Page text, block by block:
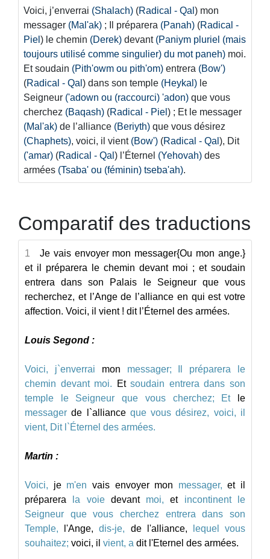
Voici, j’enverrai (Shalach) (Radical - Qal ) mon
messager (Mal'ak) ; Il préparera (Panah) (Radical -
Piel ) le chemin (Derek) devant (Paniym pluriel (mais
toujours utilisé comme singulier) du mot paneh) moi.
Et soudain (Pith'owm ou pith'om) entrera (Bow')
(Radical - Qal ) dans son temple (Heykal) le
Seigneur ('adown ou (raccourci) 'adon) que vous
cherchez (Baqash) (Radical - Piel ) ; Et le messager
(Mal'ak) de l’alliance (Beriyth) que vous désirez
(Chaphets), voici, il vient (Bow') (Radical - Qal ), Dit
('amar) (Radical - Qal ) l’Éternel (Yehovah) des
armées (Tsaba' ou (féminin) tseba'ah).
Comparatif des traductions
1 Je vais envoyer mon messager{Ou mon ange.}
et il préparera le chemin devant moi ; et soudain
entrera dans son Palais le Seigneur que vous
recherchez, et l’Ange de l’alliance en qui est votre
affection. Voici, il vient ! dit l’Éternel des armées.
Louis Segond :
Voici, j`enverrai mon messager; préparera
le
chemin devant moi. Et soudain entrera dans son
temple
le Seigneur que vous cherchez; Et
le
messager de l`alliance que vous désirez, voici, il
vient, Dit l`Éternel des armées.
Martin :
Voici, je m'en vais envoyer mon messager, et il
préparera
la voie devant moi, et incontinent
le
Seigneur
que vous cherchez entrera dans
son
Temple,
l'Ange, dis-je, de l'alliance, lequel
vous
souhaitez; voici, il vient, a dit l'Eternel des armées.